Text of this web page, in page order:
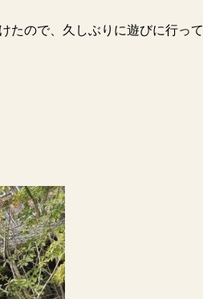
たので、久しぶりに遊びに行って